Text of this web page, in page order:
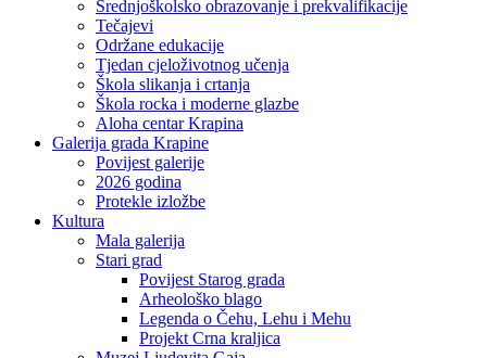
Srednjoškolsko obrazovanje i prekvalifikacije
Tečajevi
Održane edukacije
Tjedan cjeloživotnog učenja
Škola slikanja i crtanja
Škola rocka i moderne glazbe
Aloha centar Krapina
Galerija grada Krapine
Povijest galerije
2026 godina
Protekle izložbe
Kultura
Mala galerija
Stari grad
Povijest Starog grada
Arheološko blago
Legenda o Čehu, Lehu i Mehu
Projekt Crna kraljica